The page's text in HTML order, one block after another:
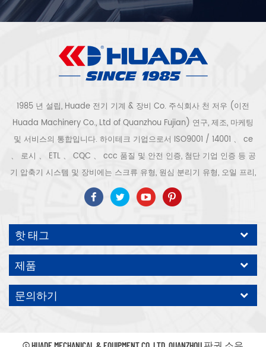
1985 년 설립, Huade 전기 기계 & 장비 Co. 주식회사 천 저우 (이전
Huada Machinery Co., Ltd of Quanzhou Fujian) 연구, 제조, 마케팅
및 서비스의 통합입니다. 하이테크 기업으로서 ISO9001 / 14001 、 ce
、 로시 、 ETL 、 CQC 、 ccc 품질 및 안전 인증, 첨단 기업 인증 등 공
기 압축기 시스템 및 장비에는 스크류 유형, 원심 분리기 유형, 오일 프리,
스크롤 유형, 피스톤 유형, 건조기, 필터, 배수기, 완전한 공기 압축기 생산
라인 등이 포함됩니다. 보다 300 가지 유형의 공기 압축기 산업 전문가
우리 회사는 보다 30 년 경력 from 압력 용기, 전기 모터, 정밀 부품 가공
및 장비에 대한 최고의 부품 주조 조립. 또한 우리 회사는 영구 자석 서보
모터의 자체 핵심 프로세스를 개발하고 관련 기술 특허를 획득하여 국가
에너지 절약 및 환경 보호 기술 발전에 기여했습니다. 우리 자신의 브랜
드 공기 압축기를 기대하십시오, ODM / OEM 수락입니다.
핫 태그
제품
문의하기